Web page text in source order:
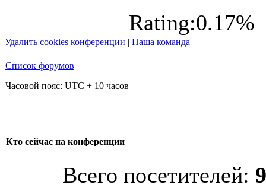
Rating:0.17%
Удалить cookies конференции | Наша команда
Список форумов
Часовой пояс: UTC + 10 часов
Кто сейчас на конференции
Всего посетителей: